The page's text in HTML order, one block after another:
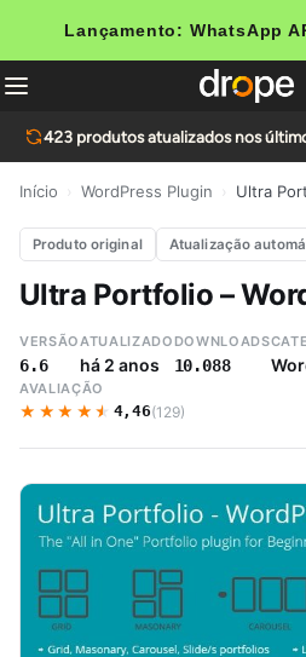
Lançamento: WhatsApp
423 produtos atualizados nos
Início WordPress Plugin Ultra
Produto original Atualização
Ultra Portfolio –
VERSÃO
6.6
ATUALIZADO
há 2 anos
DOWNLOADS
10.088
AVALIAÇÃO
★★★★★
★★★★★ 4,46(129)